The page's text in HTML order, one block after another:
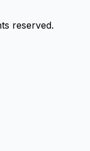
reserved.